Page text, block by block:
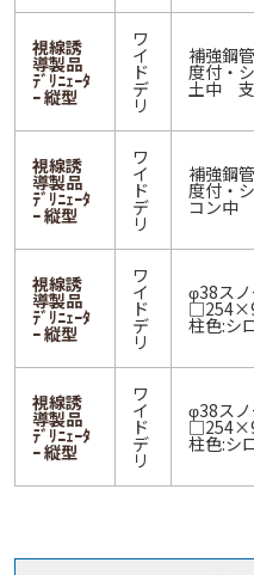
視線誘
導製品
ﾃﾞﾘﾆｪｰﾀ
ｰ 縦型
ワ
イ
ド
デ
リ
補強鋼
度付・
土中 支
視線誘
導製品
ﾃﾞﾘﾆｪｰﾀ
ｰ 縦型
ワ
イ
ド
デ
リ
補強鋼
度付・
コン中
視線誘
導製品
ﾃﾞﾘﾆｪｰﾀ
ｰ 縦型
ワ
イ
ド
デ
リ
φ38ス
柱色:シ
視線誘
導製品
ﾃﾞﾘﾆｪｰﾀ
ｰ 縦型
ワ
イ
ド
デ
リ
φ38ス
柱色:シ